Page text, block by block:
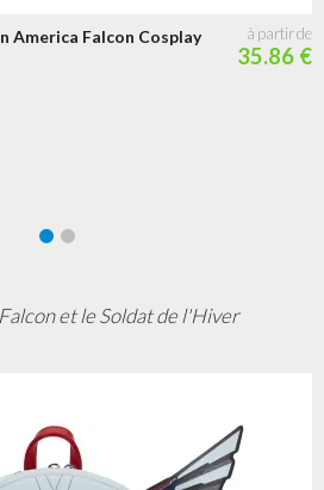
America Falcon Cosplay
35.86 €
Falcon et le Soldat de l'Hiver